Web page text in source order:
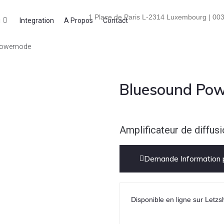
1 Place de Paris L-2314 Luxembourg |
Integration A Propos Contact
Bluesound
Amplificateur de
Demande Information
Disponible en ligne sur